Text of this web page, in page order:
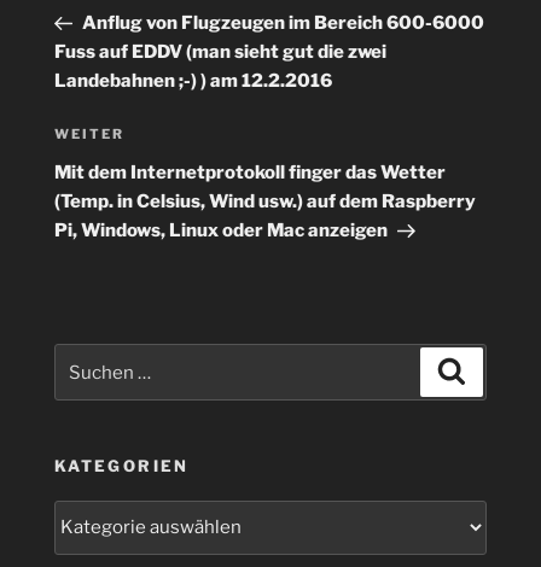
Beitrag
Anflug von Flugzeugen im Bereich 600-6000
Fuss auf EDDV (man sieht gut die zwei
Landebahnen ;-) ) am 12.2.2016
Nächster
Beitrag
WEITER
Mit dem Internetprotokoll finger das Wetter
(Temp. in Celsius, Wind usw.) auf dem Raspberry
Pi, Windows, Linux oder Mac anzeigen
KATEGORIEN